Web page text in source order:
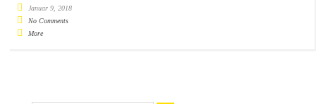
Januar 9, 2018
No Comments
More